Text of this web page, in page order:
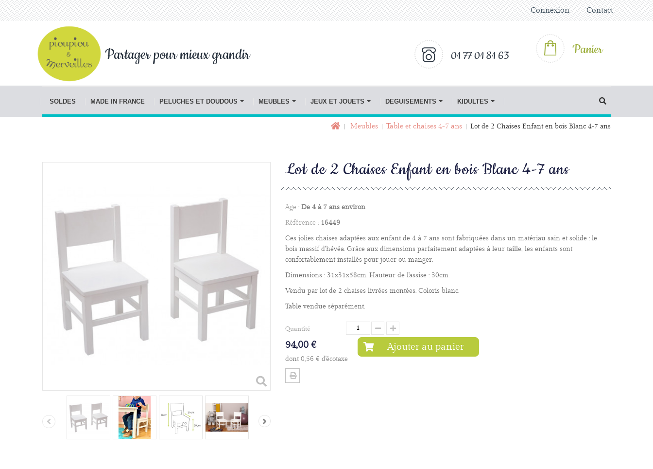
Connexion Contact
01 77 01 81 63
Partager pour mieux grandir Panier
SOLDES MADE IN FRANCE PELUCHES ET DOUDOUS MEUBLES JEUX ET JOUETS DEGUISEMENTS KIDULTES
Meubles Table et chaises 4-7 ans Lot de 2 Chaises Enfant en bois Blanc 4-7 ans
Lot de 2 Chaises Enfant en bois Blanc 4-7 ans
Age : De 4 à 7 ans environ
Référence : 16449
Ces jolies chaises adaptées aux enfant de 4 à 7 ans sont fabriquées dans un matériau sain et solide : le
bois massif d'hévéa. Grâce aux dimensions parfaitement adaptées à leur taille, les enfants sont
confortablement installés pour jouer ou manger.
Dimensions : 31x31x58cm. Hauteur de l'assise : 30cm.
Vendu par lot de 2 chaises livrées montées. Coloris blanc.
Table vendue séparément.
Quantité
94,00 €
dont0,56 € d'écotaxe
Ajouter au panier